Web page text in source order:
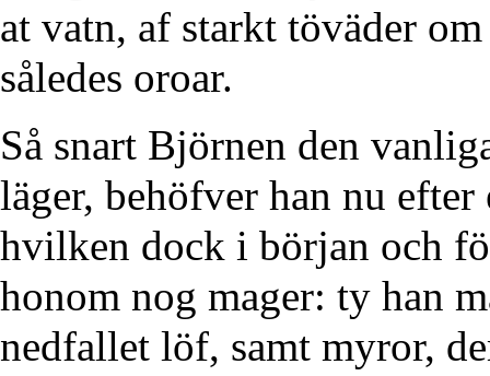
at vatn, af starkt töväder
således oroar.
Så snart Björnen den
läger, behöfver han nu efter
hvilken dock i början och
honom nog mager: ty han
nedfallet löf, samt myror,